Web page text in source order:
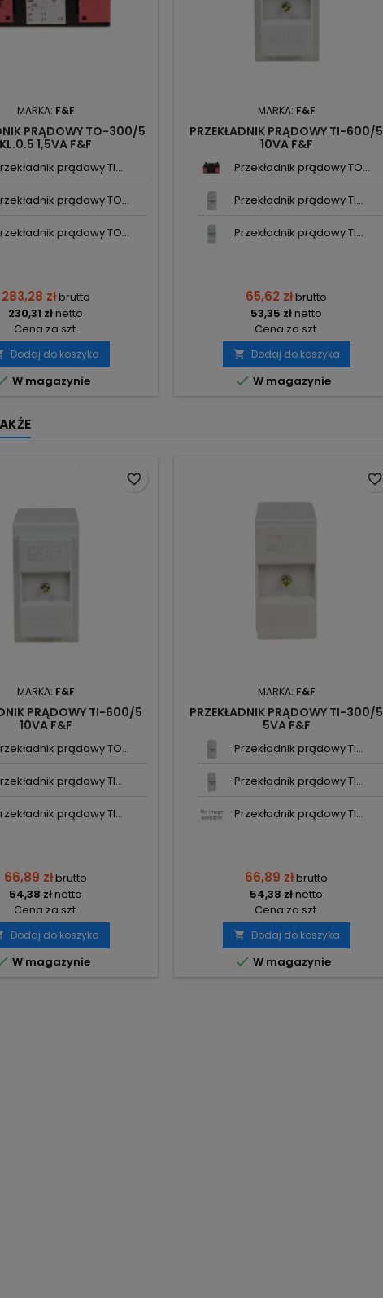
MARKA: F&F
PRĄDOWY TO-300/5
KL.0.5 1,5VA F&F
prądowy TI...
prądowy TO...
prądowy TO...
283,28 złbrutto
230,31 złnetto
Cena za szt.
Dodaj do koszyka
W magazynie
MARKA: F&F
PRZEKŁADNIK PRĄDOWY TI-600/5
10VA F&F
Przekładnik prądowy TO...
Przekładnik prądowy TI...
Przekładnik prądowy TI...
65,62 złbrutto
53,35 złnetto
Cena za szt.
 Dodaj do koszyka
 W magazynie
MARKA: F&F
PRĄDOWY TI-600/5
10VA F&F
prądowy TO...
prądowy TI...
prądowy TI...
66,89 złbrutto
54,38 złnetto
Cena za szt.
Dodaj do koszyka
W magazynie
favorite_border
MARKA: F&F
PRZEKŁADNIK PRĄDOWY TI-300/5
5VA F&F
Przekładnik prądowy TI...
Przekładnik prądowy TI...
Przekładnik prądowy TI...
66,89 złbrutto
54,38 złnetto
Cena za szt.
 Dodaj do koszyka
 W magazynie
favorite_border